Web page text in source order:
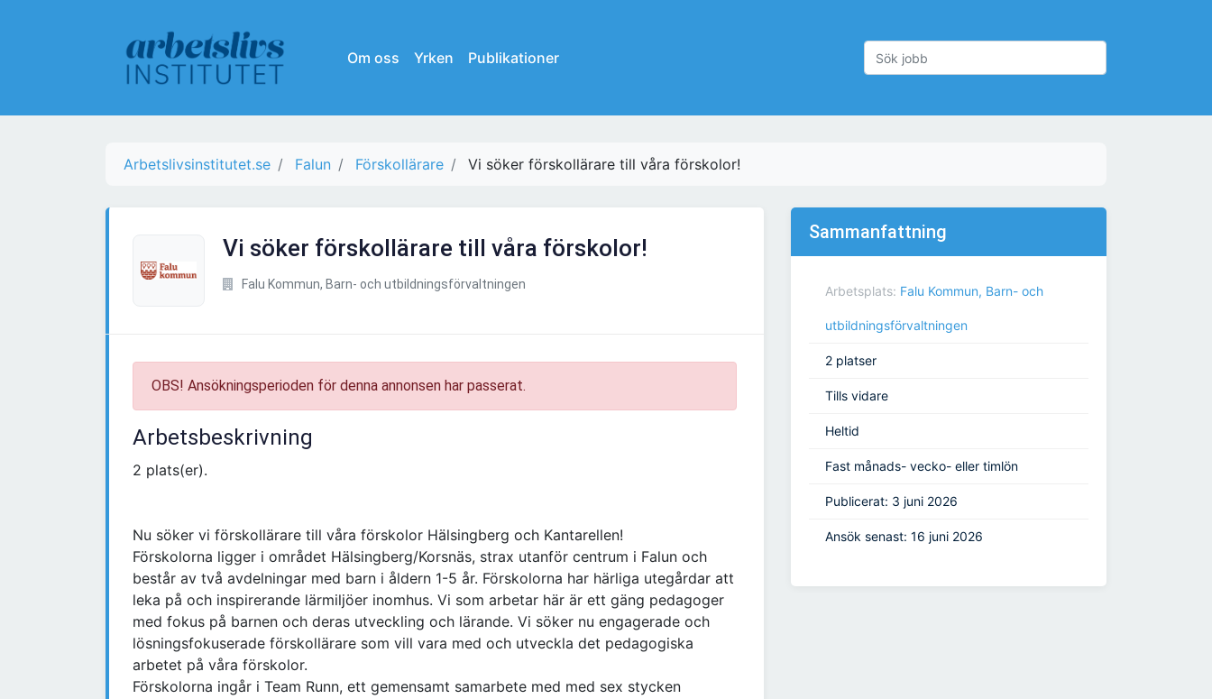
Om oss Yrken Publikationer
Arbetslivsinstitutet.se Falun Förskollärare Vi söker förskollärare till våra förskolor!
Vi söker förskollärare till våra förskolor!
Falu Kommun, Barn- och utbildningsförvaltningen
OBS! Ansökningsperioden för denna annonsen har passerat.
Arbetsbeskrivning
2 plats(er).
Nu söker vi förskollärare till våra förskolor Hälsingberg och Kantarellen!
Förskolorna ligger i området Hälsingberg/Korsnäs, strax utanför centrum i Falun och
består av två avdelningar med barn i åldern 1-5 år. Förskolorna har härliga utegårdar att
leka på och inspirerande lärmiljöer inomhus. Vi som arbetar här är ett gäng pedagoger
med fokus på barnen och deras utveckling och lärande. Vi söker nu engagerade och
lösningsfokuserade förskollärare som vill vara med och utveckla det pedagogiska
arbetet på våra förskolor.
Förskolorna ingår i Team Runn, ett gemensamt samarbete med med sex stycken
Sammanfattning
Arbetsplats: Falu Kommun, Barn- och
utbildningsförvaltningen
2 platser
Tills vidare
Heltid
Fast månads- vecko- eller timlön
Publicerat: 3 juni 2026
Ansök senast: 16 juni 2026